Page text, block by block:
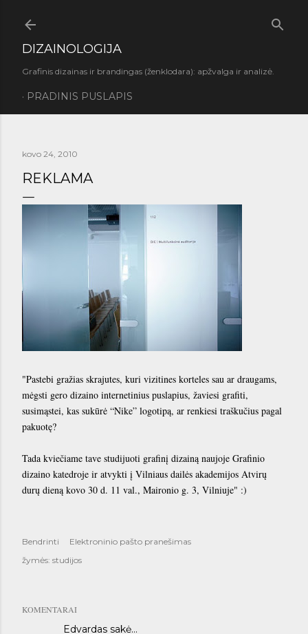
DIZAINOLOGIJA
Grafinis dizainas ir brandingas (ženklodara): apžvalga ir analizė.
PRADINIS PUSLAPIS
kovo 24, 2010
REKLAMA
"Pastebi gražias skrajutes, kuri vizitines korteles sau ar draugams,
mėgsti gero dizaino internetinius puslapius, žaviesi grafiti,
susimąstei, kas sukūrė “Nike” logotipą, ar renkiesi traškučius pagal
pakuotę?
Tada kviečiame tave studijuoti grafinį dizainą naujoje Grafinio
dizaino katedroje ir atvykti į Vilniaus dailės akademijos Atvirų
durų dieną kovo 30 d. 11 val., Maironio g. 3, Vilniuje" :)
Bendrinti
Elektroninio pašto pranešimas
žymės: studijos
KOMENTARAI
Edvardas sakė…